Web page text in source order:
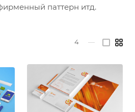
паттерн итд.
4 —